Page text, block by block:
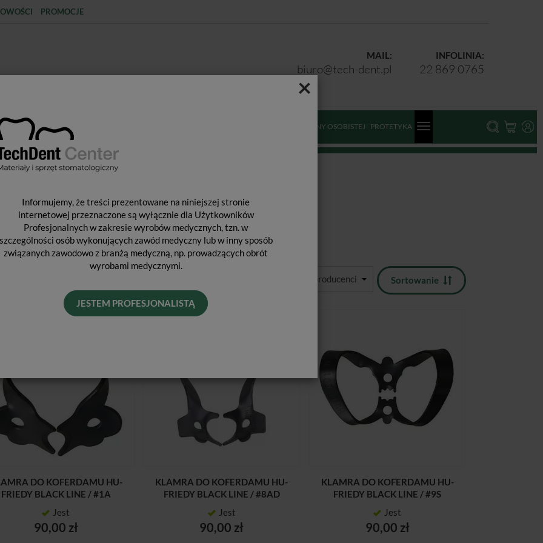
×
Informujemy, że treści prezentowane na niniejszej stronie
internetowej przeznaczone są wyłącznie dla Użytkowników
Profesjonalnych w zakresie wyrobów medycznych, tzn. w
osób wykonujących zawód medyczny lub w inny sposób
związanych zawodowo z branżą medyczną, np. prowadzących obrót
wyrobami medycznymi.
JESTEM PROFESJONALISTĄ
PROMOCJE
INFOLINIA:
22 869 0765
MAIL:
biuro@tech-dent.pl
STERYLIZACJA ŚRODKI OCHRONY OSOBISTEJ PROTETYKA
Sortowanie
DO KOFERDAMU HU-
FRIEDY BLACK LINE / #1A
Jest
90,00 zł
KLAMRA DO KOFERDAMU HU-
FRIEDY BLACK LINE / #8AD
Jest
90,00 zł
KLAMRA DO KOFERDAMU HU-
FRIEDY BLACK LINE / #9S
Jest
90,00 zł